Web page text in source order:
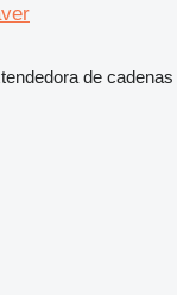
de cadenas